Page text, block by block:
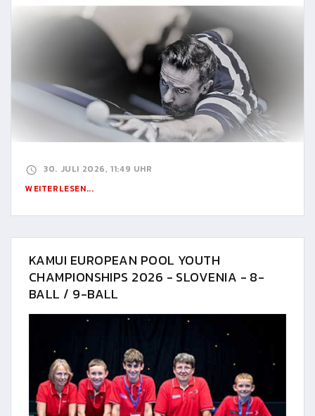
30. JULI 2026, 11:49 UHR
WEITERLESEN...
KAMUI EUROPEAN POOL YOUTH
CHAMPIONSHIPS 2026 - SLOVENIA - 8-
BALL / 9-BALL